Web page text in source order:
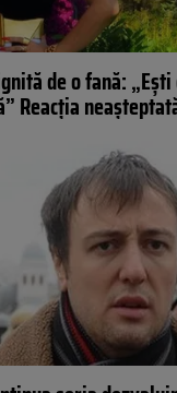
de o fană:
Reacţia